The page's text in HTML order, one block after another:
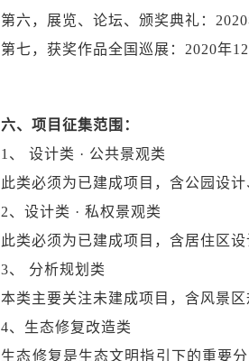
第六，展览、论坛、颁奖典礼：
第七，获奖作品全国巡展：2020年
六、项目征集范围：
1、 设计类 · 公共景观类
此类必须为已建成项目，含公园设
2、设计类 · 私权景观类
此类必须为已建成项目，含居住区
3、 分析规划类
本类主要关注未建成项目，含风景
4、生态修复改造类
生态修复是生态文明指引下的重要